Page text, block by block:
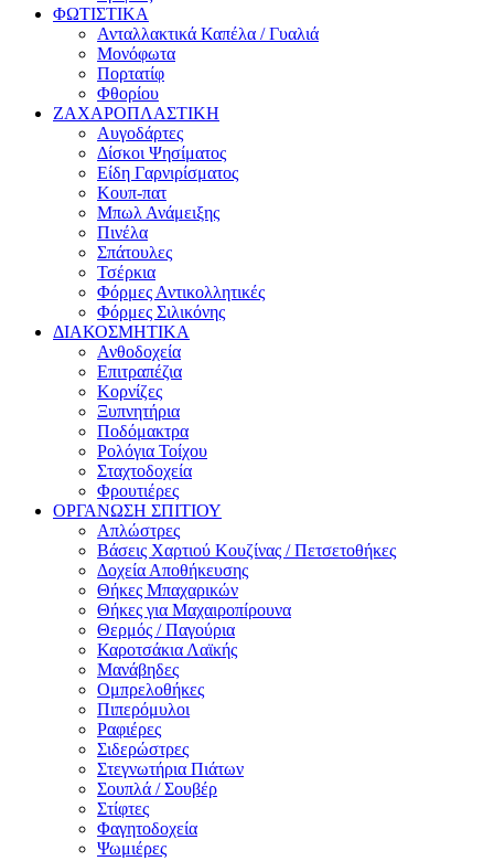
ΦΩΤΙΣΤΙΚΑ
Ανταλλακτικά Καπέλα / Γυαλιά
Μονόφωτα
Πορτατίφ
Φθορίου
ΖΑΧΑΡΟΠΛΑΣΤΙΚΗ
Αυγοδάρτες
Δίσκοι Ψησίματος
Είδη Γαρνιρίσματος
Κουπ-πατ
Μπωλ Ανάμειξης
Πινέλα
Σπάτουλες
Τσέρκια
Φόρμες Αντικολλητικές
Φόρμες Σιλικόνης
ΔΙΑΚΟΣΜΗΤΙΚΑ
Ανθοδοχεία
Επιτραπέζια
Κορνίζες
Ξυπνητήρια
Ποδόμακτρα
Ρολόγια Τοίχου
Σταχτοδοχεία
Φρουτιέρες
ΟΡΓΑΝΩΣΗ ΣΠΙΤΙΟΥ
Απλώστρες
Βάσεις Χαρτιού Κουζίνας / Πετσετοθήκες
Δοχεία Αποθήκευσης
Θήκες Μπαχαρικών
Θήκες για Μαχαιροπίρουνα
Θερμός / Παγούρια
Καροτσάκια Λαϊκής
Μανάβηδες
Ομπρελοθήκες
Πιπερόμυλοι
Ραφιέρες
Σιδερώστρες
Στεγνωτήρια Πιάτων
Σουπλά / Σουβέρ
Στίφτες
Φαγητοδοχεία
Ψωμιέρες